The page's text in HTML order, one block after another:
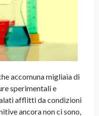
accomuna migliaia di
sperimentali e
afflitti da condizioni
ancora non ci sono,